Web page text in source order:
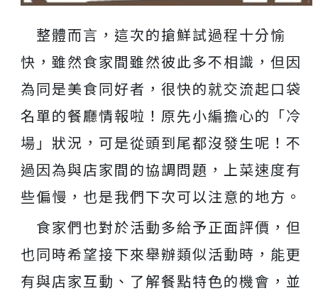
意。
整體而言，這次的搶鮮試過程十分愉
快，雖然食家間雖然彼此多不相識，但因
為同是美食同好者，很快的就交流起口袋
名單的餐廳情報啦！原先小編擔心的「冷
場」狀況，可是從頭到尾都沒發生呢！不
過因為與店家間的協調問題，上菜速度有
些偏慢，也是我們下次可以注意的地方。
食家們也對於活動多給予正面評價，但
也同時希望接下來舉辦類似活動時，能更
有與店家互動、了解餐點特色的機會，並